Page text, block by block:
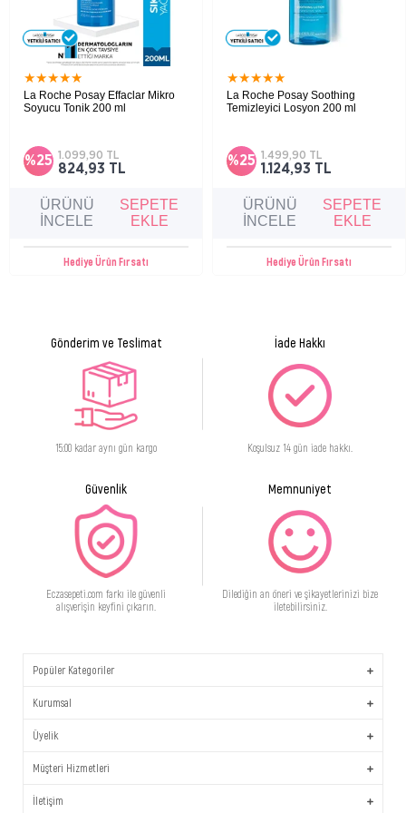
EXTRACT, PENTYLENE GLYCOL, FUCOSE, 1,2-HEXANEDIOL, CAPRYLYL GLYCOL, XANTHAN GUM.
[ES026] * CELLULAR WATER (AQUA/DISODIUM ADENOSINE
TRIPHOSPHATE/CARNOSINE/MINERAL SALTS)
Cilt Tipi
★★★★★
La Roche Posay Effaclar Mikro
Soyucu Tonik 200 ml
ve mikro soyucu etkili tonik.
%25
824,93 TL
1.099,90 TL
Hediye Ürün Fırsatı
ÜRÜNÜ
İNCELE
SEPETE
EKLE
★★★★★
La Roche Posay Soothing
Temizleyici Losyon 200 ml
kalıntılardan arındırırken ferahlık ve
yumuşaklık hissi sağlar, sabun ve alkol
içermeyen formülüyle günlük kullanıma
%25
1.124,93 TL
1.499,90 TL
Hediye Ürün Fırsatı
ÜRÜNÜ
İNCELE
SEPETE
EKLE
Gönderim ve Teslimat
15:00 kadar aynı gün kargo
İade Hakkı
Koşulsuz 14 gün iade hakkı.
Güvenlik
Eczasepeti.com farkı ile güvenli
alışverişin keyfini çıkarın.
Memnuniyet
Dilediğin an öneri ve şikayetlerinizi bize
iletebilirsiniz.
Popüler Kategoriler
Kurumsal
Üyelik
Müşteri Hizmetleri
İletişim